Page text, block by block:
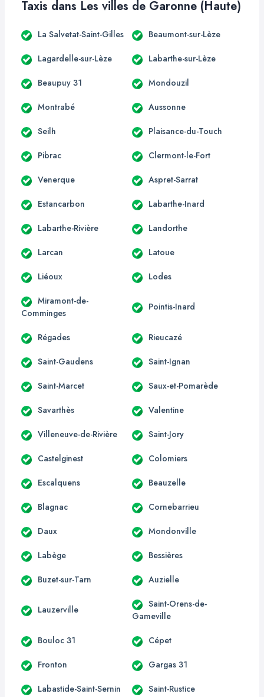
Taxis dans Les villes de Garonne (Haute)
La Salvetat-Saint-Gilles Beaumont-sur-Lèze
Lagardelle-sur-Lèze Labarthe-sur-Lèze
Beaupuy 31 Mondouzil
Montrabé Aussonne
Seilh Plaisance-du-Touch
Pibrac Clermont-le-Fort
Venerque Aspret-Sarrat
Estancarbon Labarthe-Inard
Labarthe-Rivière Landorthe
Larcan Latoue
Liéoux Lodes
Miramont-de-
Comminges
Pointis-Inard
Régades Rieucazé
Saint-Gaudens Saint-Ignan
Saint-Marcet Saux-et-Pomarède
Savarthès Valentine
Villeneuve-de-Rivière Saint-Jory
Castelginest Colomiers
Escalquens Beauzelle
Blagnac Cornebarrieu
Daux Mondonville
Labège Bessières
Buzet-sur-Tarn Auzielle
Lauzerville
Saint-Orens-de-
Gameville
Bouloc 31 Cépet
Fronton Gargas 31
Labastide-Saint-Sernin Saint-Rustice